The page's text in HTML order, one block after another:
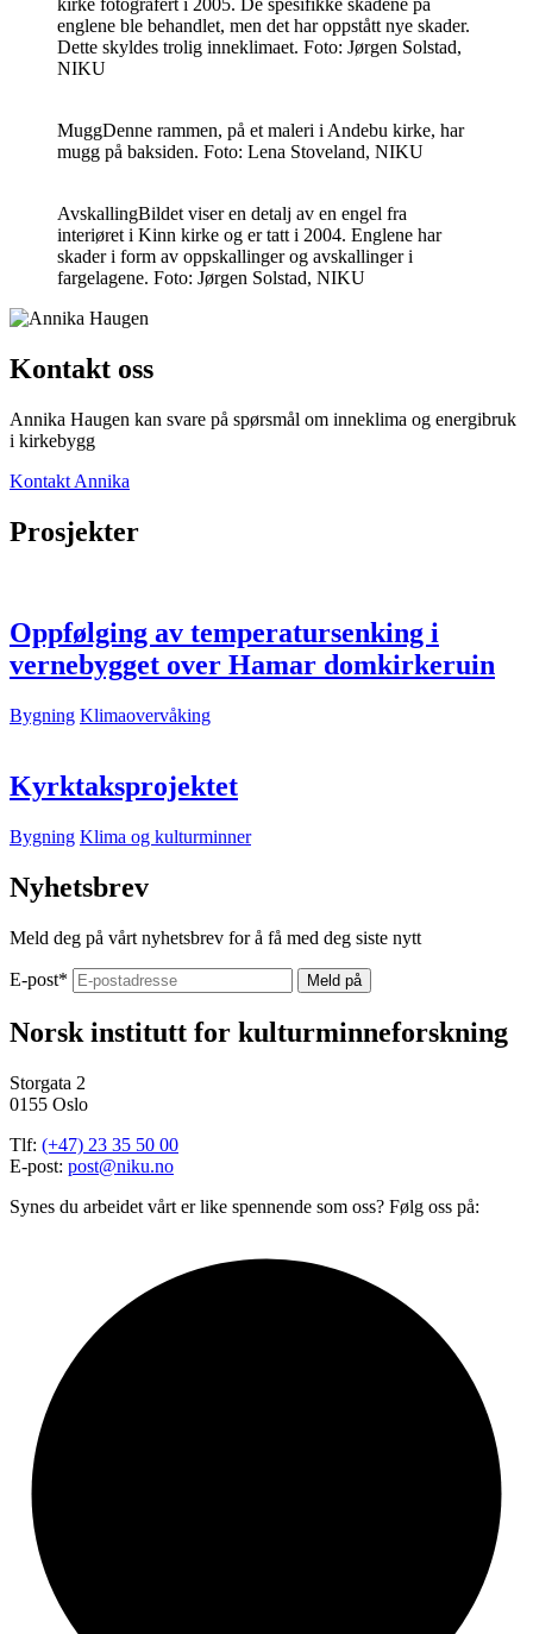
kirke fotografert i 2005. De spesifikke skadene på
englene ble behandlet, men det har oppstått nye skader.
Dette skyldes trolig inneklimaet. Foto: Jørgen Solstad,
NIKU
MuggDenne rammen, på et maleri i Andebu kirke, har
mugg på baksiden. Foto: Lena Stoveland, NIKU
AvskallingBildet viser en detalj av en engel fra
interiøret i Kinn kirke og er tatt i 2004. Englene har
skader i form av oppskallinger og avskallinger i
fargelagene. Foto: Jørgen Solstad, NIKU
Kontakt oss
Annika Haugen kan svare på spørsmål om inneklima og energibruk
i kirkebygg
Kontakt Annika
Prosjekter
Oppfølging av temperatursenking i
vernebygget over Hamar domkirkeruin
Bygning Klimaovervåking
Kyrktaksprojektet
Bygning Klima og kulturminner
Nyhetsbrev
Meld deg på vårt nyhetsbrev for å få med deg siste nytt
E-post*
Norsk institutt for kulturminneforskning
Storgata 2
0155 Oslo
Tlf: (+47) 23 35 50 00
E-post: post@niku.no
Synes du arbeidet vårt er like spennende som oss? Følg oss på: